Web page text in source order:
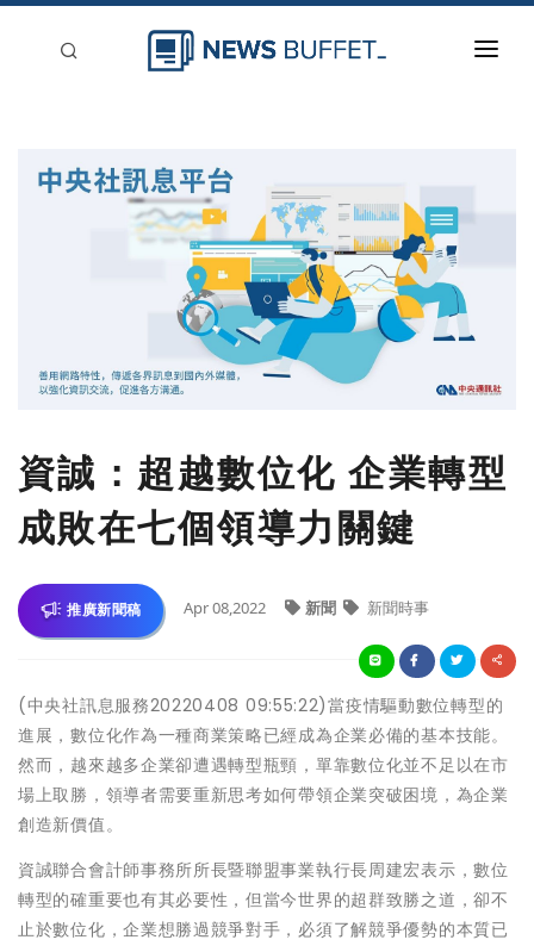
資誠：超越數位化 企業轉型
成敗在七個領導力關鍵
推廣新聞稿 Apr 08,2022 新聞 新聞時事
(中央社訊息服務20220408 09:55:22)當疫情驅動數位轉型的
進展，數位化作為一種商業策略已經成為企業必備的基本技能。
然而，越來越多企業卻遭遇轉型瓶頸，單靠數位化並不足以在市
場上取勝，領導者需要重新思考如何帶領企業突破困境，為企業
創造新價值。
資誠聯合會計師事務所所長暨聯盟事業執行長周建宏表示，數位
轉型的確重要也有其必要性，但當今世界的超群致勝之道，卻不
止於數位化，企業想勝過競爭對手，必須了解競爭優勢的本質已